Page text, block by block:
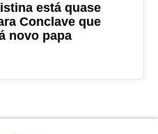
está quase
Conclave que
novo papa